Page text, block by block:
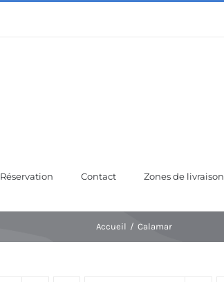
Réservation Contact Zones de livraison
Accueil Calamar